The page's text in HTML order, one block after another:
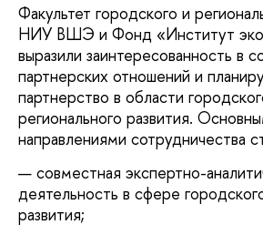
Факультет городского и
НИУ ВШЭ и Фонд «Институт
выразили заинтересованность в
партнерских отношений и
партнерство в области
регионального развития.
направлениями сотрудничества
совместная экспертно-
деятельность в сфере
развития;